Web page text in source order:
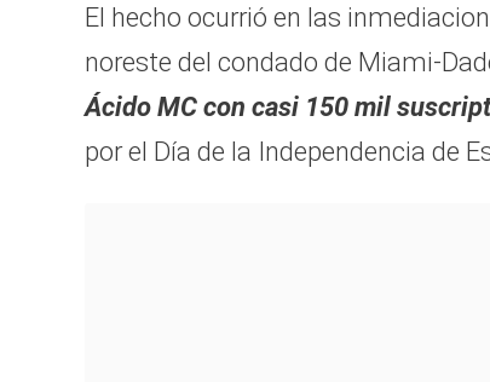
El hecho ocurrió en las
noreste del condado de Miami-
Ácido MC con casi 150 mil
por el Día de la Independencia de